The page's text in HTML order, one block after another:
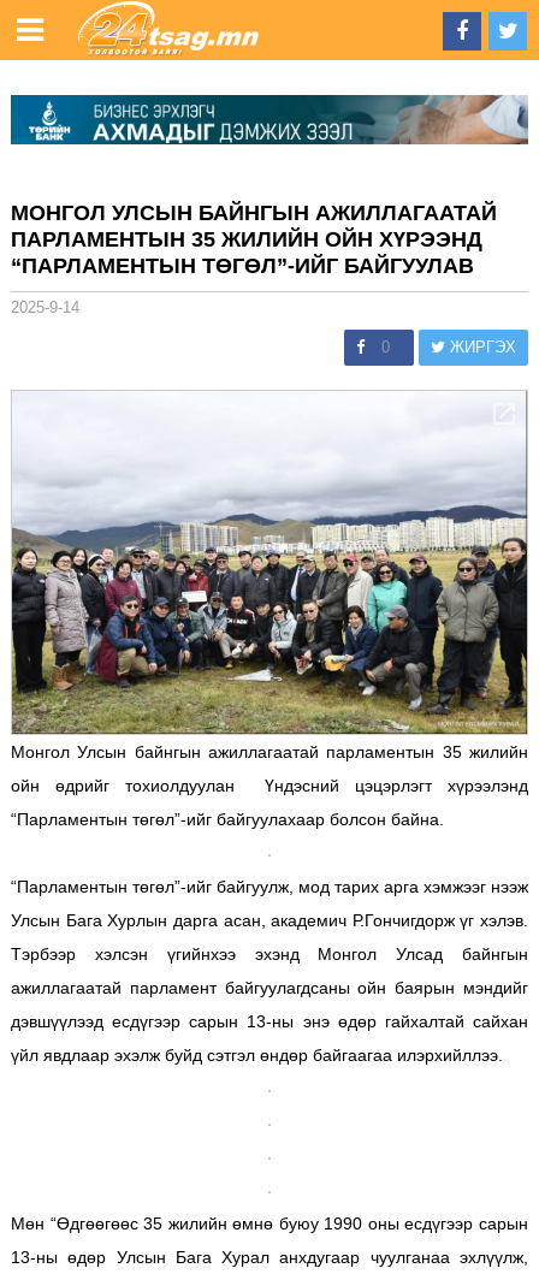
МОНГОЛ УЛСЫН БАЙНГЫН АЖИЛЛАГААТАЙ
ПАРЛАМЕНТЫН 35 ЖИЛИЙН ОЙН ХҮРЭЭНД
“ПАРЛАМЕНТЫН ТӨГӨЛ”-ИЙГ БАЙГУУЛАВ
2025-9-14
0 ЖИРГЭХ
Монгол Улсын байнгын ажиллагаатай парламентын 35 жилийн
ойн өдрийг тохиолдуулан Үндэсний цэцэрлэгт хүрээлэнд
“Парламентын төгөл”-ийг байгуулахаар болсон байна.
“Парламентын төгөл”-ийг байгуулж, мод тарих арга хэмжээг нээж
Улсын Бага Хурлын дарга асан, академич Р.Гончигдорж үг хэлэв.
Тэрбээр хэлсэн үгийнхээ эхэнд Монгол Улсад байнгын
ажиллагаатай парламент байгуулагдсаны ойн баярын мэндийг
дэвшүүлээд есдүгээр сарын 13-ны энэ өдөр гайхалтай сайхан
үйл явдлаар эхэлж буйд сэтгэл өндөр байгаагаа илэрхийллээ.
Мөн “Өдгөөгөөс 35 жилийн өмнө буюу 1990 оны есдүгээр сарын
13-ны өдөр Улсын Бага Хурал анхдугаар чуулганаа эхлүүлж,